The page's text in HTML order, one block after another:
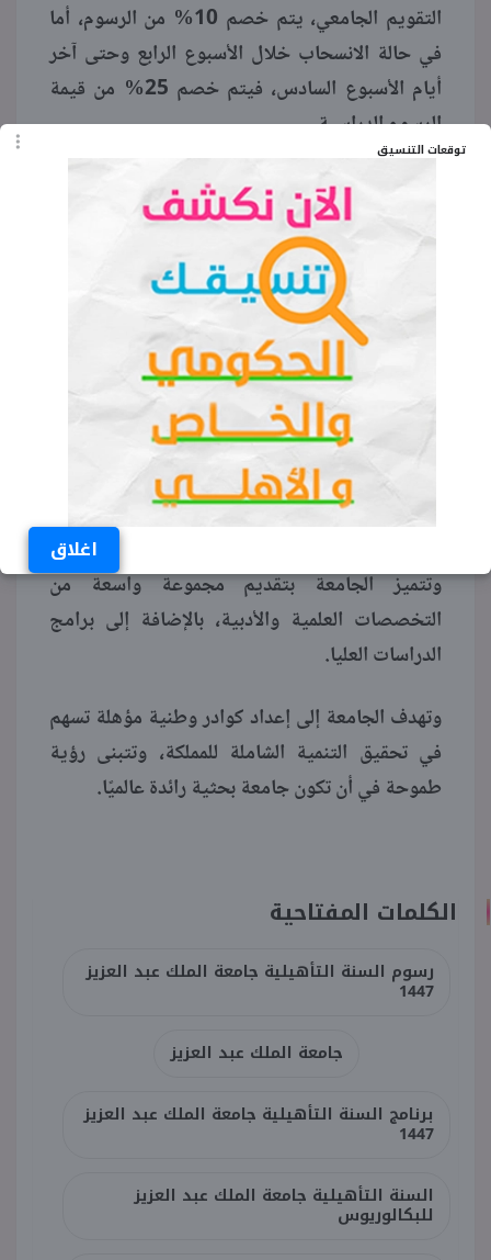
توقعات التنسيق
اغلاق
التقويم الجامعي، يتم خصم 10% من الرسوم، أما
في حالة الانسحاب خلال الأسبوع الرابع وحتى آخر
أيام الأسبوع السادس، فيتم خصم 25% من قيمة
الرسوم الدراسية.
وإذا تم الانسحاب بدءًا من الأسبوع السابع وحتى
الأسبوع التاسع، يتم خصم 50% من الرسوم.
وأشارت الجامعة إلى أنه من بعد الأسبوع التاسع، لا
يحق للطالب استرداد أي رسوم في حالة الانسحاب،
مما يجعل من المهم على الطلاب اتخاذ قراراتهم
من أكبر وأعرق الجامعات في المملكة العربية
السعودية، وتقع الجامعة في مدينة جدة.
وتتميز الجامعة بتقديم مجموعة واسعة من
التخصصات العلمية والأدبية، بالإضافة إلى برامج
الدراسات العليا.
وتهدف الجامعة إلى إعداد كوادر وطنية مؤهلة تسهم
في تحقيق التنمية الشاملة للمملكة، وتتبنى رؤية
طموحة في أن تكون جامعة بحثية رائدة عالميًا.
الكلمات المفتاحية
رسوم السنة التأهيلية جامعة الملك عبد العزيز
1447
جامعة الملك عبد العزيز
برنامج السنة التأهيلية جامعة الملك عبد العزيز
1447
السنة التأهيلية جامعة الملك عبد العزيز
للبكالوريوس